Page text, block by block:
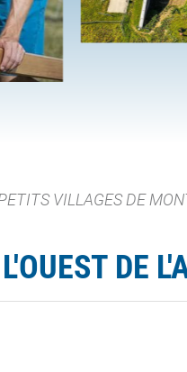
VILLAGES DE
DE